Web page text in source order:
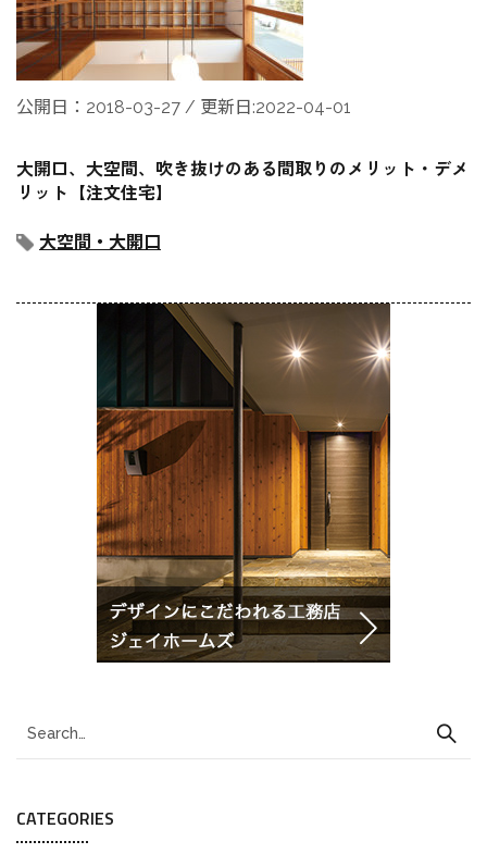
公開日：2018-03-27 / 更新日:2022-04-01
大開口、大空間、吹き抜けのある間取りのメリット・デメ
リット【注文住宅】
大空間・大開口
CATEGORIES